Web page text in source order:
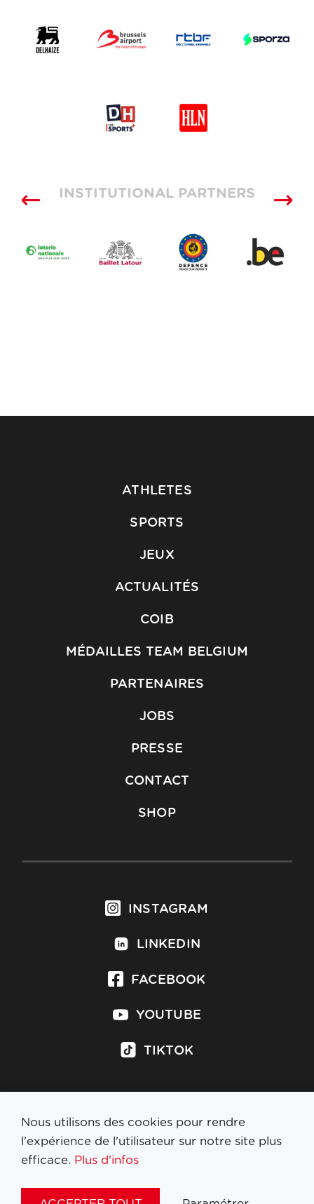
INSTITUTIONAL PARTNERS
ATHLETES
SPORTS
JEUX
ACTUALITÉS
COIB
MÉDAILLES TEAM BELGIUM
PARTENAIRES
JOBS
PRESSE
CONTACT
SHOP
INSTAGRAM
LINKEDIN
FACEBOOK
YOUTUBE
TIKTOK
S'inscrire à la newsletter
Nous utilisons des cookies pour rendre
l'expérience de l'utilisateur sur notre site plus
efficace. Plus d'infos